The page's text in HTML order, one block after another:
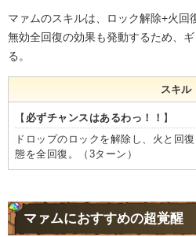
マァムのスキルは、ロック解除+火回
無効全回復の効果も発動するため、
る。
スキル
【 必ずチャンスはあるわっ！！ 】
ドロップのロックを解除し、火と回
態を全回復。（3ターン）
マァムにおすすめの超覚醒